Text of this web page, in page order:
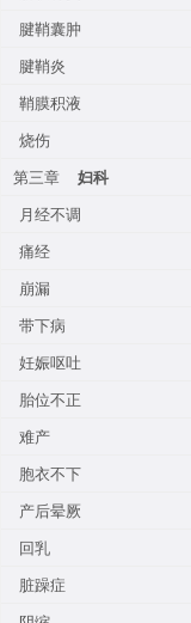
腱鞘囊肿
腱鞘炎
鞘膜积液
烧伤
第三章
妇科
月经不调
痛经
崩漏
带下病
妊娠呕吐
胎位不正
难产
胞衣不下
产后晕厥
回乳
脏躁症